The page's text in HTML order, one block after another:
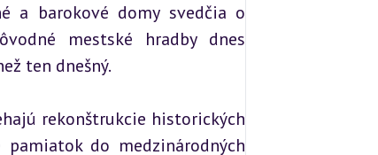
a barokové domy svedčia o
mestské hradby dnes
ten dnešný.
rekonštrukcie historických
do medzinárodných